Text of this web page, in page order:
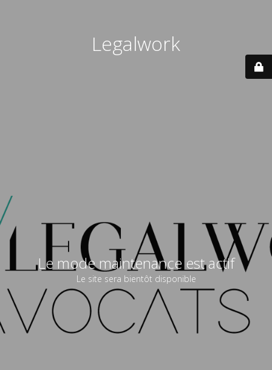
Legalwork
Le mode maintenance est actif
Le site sera bientôt disponible